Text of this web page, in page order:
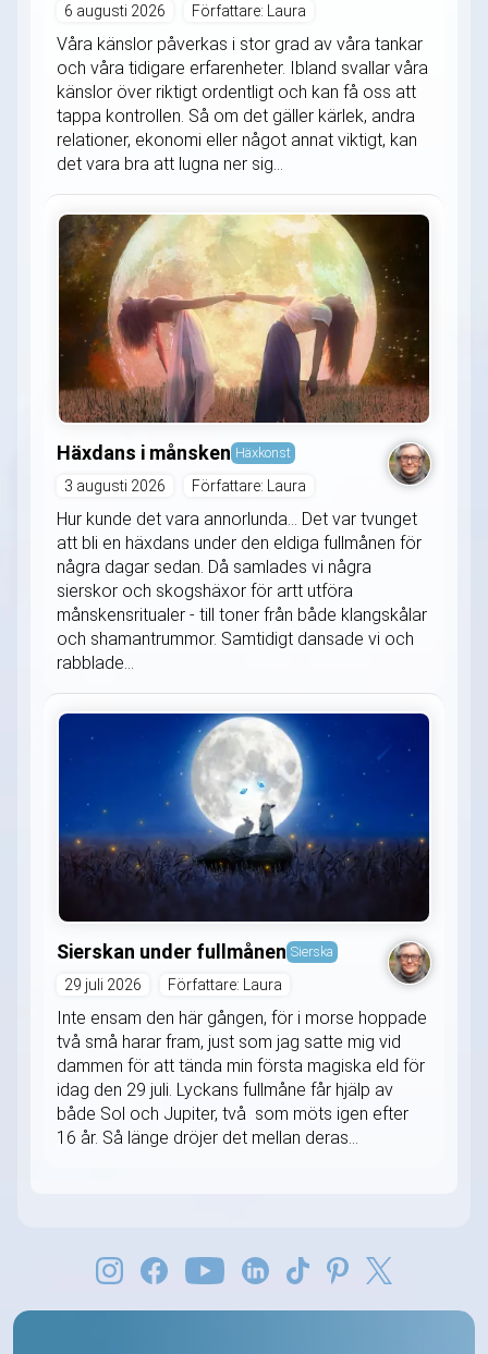
6 augusti 2026 Författare: Laura
Våra känslor påverkas i stor grad av våra tankar
och våra tidigare erfarenheter. Ibland svallar våra
känslor över riktigt ordentligt och kan få oss att
tappa kontrollen. Så om det gäller kärlek, andra
relationer, ekonomi eller något annat viktigt, kan
det vara bra att lugna ner sig...
Häxdans i månsken Häxkonst
3 augusti 2026 Författare: Laura
Hur kunde det vara annorlunda... Det var tvunget
att bli en häxdans under den eldiga fullmånen för
några dagar sedan. Då samlades vi några
sierskor och skogshäxor för artt utföra
månskensritualer - till toner från både klangskålar
och shamantrummor. Samtidigt dansade vi och
rabblade...
Sierskan under fullmånen Sierska
29 juli 2026 Författare: Laura
Inte ensam den här gången, för i morse hoppade
två små harar fram, just som jag satte mig vid
dammen för att tända min första magiska eld för
idag den 29 juli. Lyckans fullmåne får hjälp av
både Sol och Jupiter, två som möts igen efter
16 år. Så länge dröjer det mellan deras...